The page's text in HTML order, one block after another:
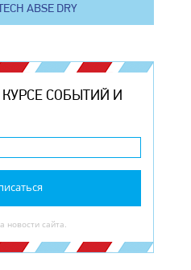
ABSE DRY
КУРСЕ СОБЫТИЙ И
новости сайта.